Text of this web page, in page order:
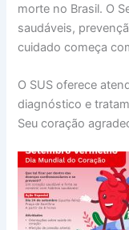
morte no Brasil. O
saudáveis,
cuidado começa
O SUS oferece
diagnóstico e
Seu coração